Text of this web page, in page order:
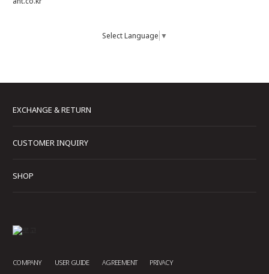
Select Language ▼
EXCHANGE & RETURN
CUSTOMER INQUIRY
SHOP
COMPANY USER GUIDE AGREEMENT PRIVACY